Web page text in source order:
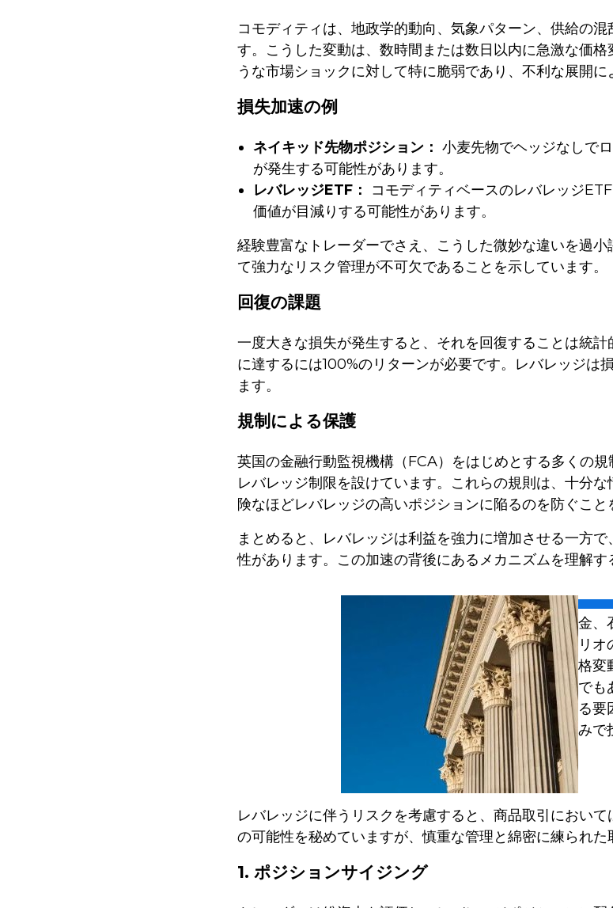
コモディティは、地政学的動向、気象パターン、供給の
す。こうした変動は、数時間または数日以内に急激な価
うな市場ショックに対して特に脆弱であり、不利な展開に
損失加速の例
ネイキッド先物ポジション： 小麦先物でヘッジなしで
が発生する可能性があります。
レバレッジETF：
コモディティベースのレバレッジ
価値が目減りする可能性があります。
経験豊富なトレーダーでさえ、こうした微妙な違いを過
て強力なリスク管理が不可欠であることを示しています。
回復の課題
一度大きな損失が発生すると、それを回復することは統
に達するには100%のリターンが必要です。レバレッジは
ます。
規制による保護
英国の金融行動監視機構（FCA）をはじめとする多くの
レバレッジ制限を設けています。これらの規則は、十分
険なほどレバレッジの高いポジションに陥るのを防ぐこと
まとめると、レバレッジは利益を強力に増加させる一方
性があります。この加速の背後にあるメカニズムを理解す
金、
リオ
格変
でも
る要
みで
レバレッジに伴うリスクを考慮すると、商品取引におい
の可能性を秘めていますが、慎重な管理と綿密に練られた
1. ポジションサイジング